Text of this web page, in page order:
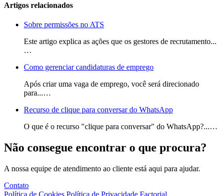
Artigos relacionados
Sobre permissões no ATS
Este artigo explica as ações que os gestores de recrutamento...
…
Como gerenciar candidaturas de emprego
Após criar uma vaga de emprego, você será direcionado
para...…
Recurso de clique para conversar do WhatsApp
O que é o recurso "clique para conversar" do WhatsApp?...…
Não consegue encontrar o que procura?
A nossa equipe de atendimento ao cliente está aqui para ajudar.
Contato
Política de Cookies Política de Privacidade Factorial